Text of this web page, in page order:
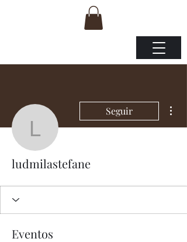
ludmilastefane
Seguir
ludmilastefane
Eventos